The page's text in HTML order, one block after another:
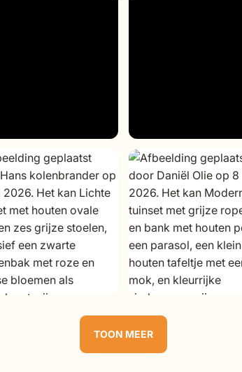
TOON MEER